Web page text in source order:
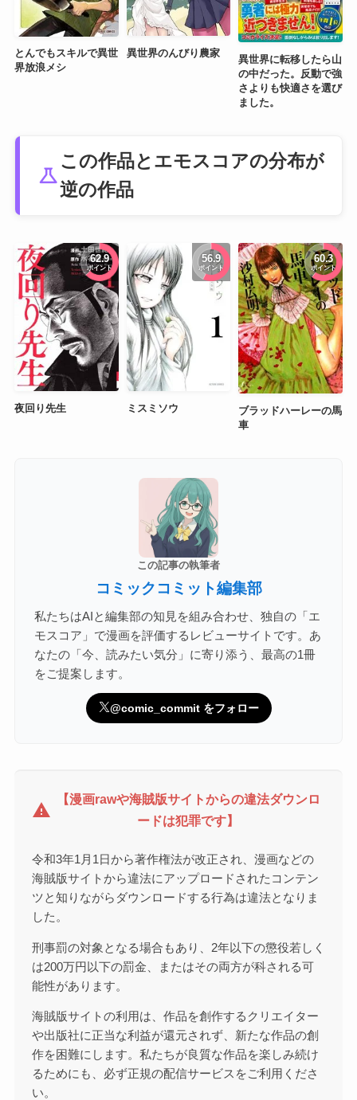
とんでもスキルで異世
界放浪メシ
異世界のんびり農家
異世界に転移したら山
の中だった。反動で強
さよりも快適さを選び
ました。
science
この作品とエモスコアの分布が
逆の作品
62.9
ポイント
夜回り先生
56.9
ポイント
ミスミソウ
60.3
ポイント
ブラッドハーレーの馬
車
この記事の執筆者
コミックコミット編集部
私たちはAIと編集部の知見を組み合わせ、独自の「エ
モスコア」で漫画を評価するレビューサイトです。あ
なたの「今、読みたい気分」に寄り添う、最高の1冊
をご提案します。
@comic_commit をフォロー
warning
【漫画rawや海賊版サイトからの違法ダウンロ
ードは犯罪です】
令和3年1月1日から著作権法が改正され、漫画などの
海賊版サイトから違法にアップロードされたコンテン
ツと知りながらダウンロードする行為は違法となりま
した。
刑事罰の対象となる場合もあり、2年以下の懲役若しく
は200万円以下の罰金、またはその両方が科される可
能性があります。
海賊版サイトの利用は、作品を創作するクリエイター
や出版社に正当な利益が還元されず、新たな作品の創
作を困難にします。私たちが良質な作品を楽しみ続け
るためにも、必ず正規の配信サービスをご利用くださ
い。